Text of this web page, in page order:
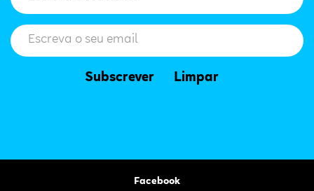
Subscrever Limpar
Facebook